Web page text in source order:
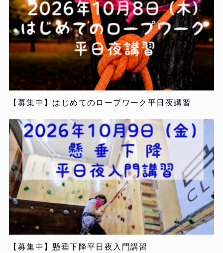
【募集中】はじめてのロープワーク平日夜講習
【募集中】懸垂下降平日夜入門講習